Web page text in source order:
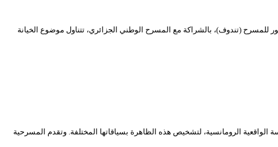
إدريس بن حديد، وإنتاج جمعية النسور للمسرح (تندوف)، بالشراكة مع المسرح الوطني الجزائري، تتناول موضوع الخيانة
الرومانسية، لتشخيص هذه الظاهرة بسياقاتها المختلفة. وتقدم المسرحية